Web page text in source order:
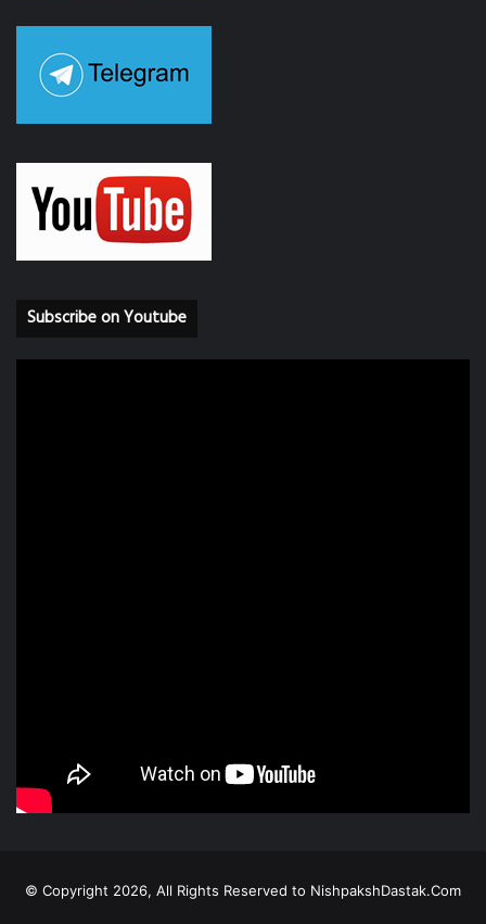
Subscribe on Youtube
© Copyright 2026, All Rights Reserved to NishpakshDastak.Com